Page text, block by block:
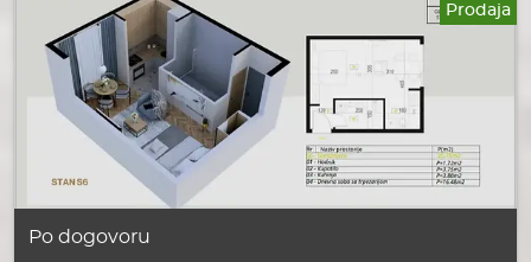
Prodaja
Po dogovoru